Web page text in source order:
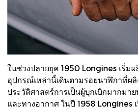
ในช่วงปลายยุค 1950 Longines เริ่ม
อุปกรณ์เหล่านี้เดินตามรอยนาฬิกาที่ผ
ประวัติศาสตร์การเป็นผู้บุกเบิกมากมา
และทางอากาศ ในปี 1958 Longines